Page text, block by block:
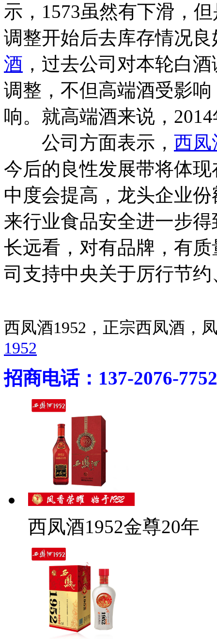
示，1573虽然有下滑，
调整开始后去库存情况
酒 ，过去公司对本轮白
调整，不但高端酒受影
响。就高端酒来说，
公司方面表示， 西凤
今后的良性发展带将体
中度会提高，龙头企业
来行业食品安全进一步
长远看，对有品牌，有
司支持中央关于厉行节
西凤酒1952，正宗西凤酒
1952
招商电话：137-2076-7752
西凤酒1952金尊20年